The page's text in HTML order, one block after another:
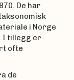
De har
i Norge
I tillegg er
ofte
de